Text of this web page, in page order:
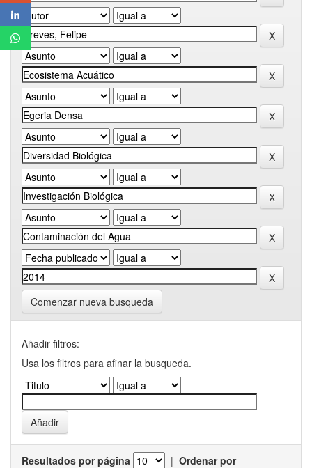
Comenzar nueva busqueda
Añadir filtros:
Usa los filtros para afinar la busqueda.
Resultados por página | Ordenar por